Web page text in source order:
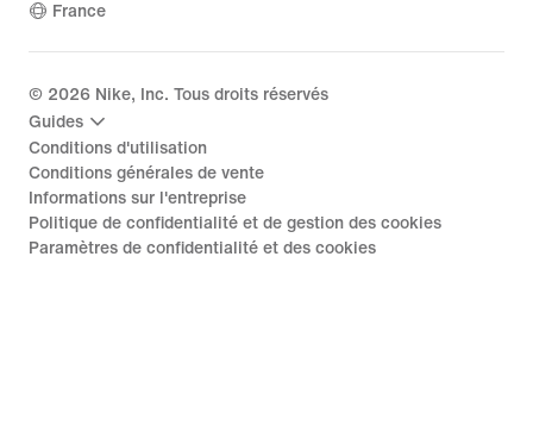
France
© 2026 Nike, Inc. Tous droits réservés
Guides
Conditions d'utilisation
Conditions générales de vente
Informations sur l'entreprise
Politique de confidentialité et de gestion des cookies
Paramètres de confidentialité et des cookies